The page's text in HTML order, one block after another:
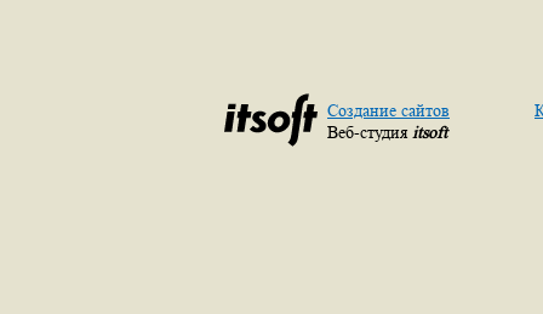
Создание сайтов
Веб-студия itsoft